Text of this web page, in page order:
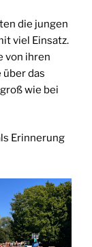
die jungen
viel Einsatz.
von ihren
über das
wie bei
Erinnerung